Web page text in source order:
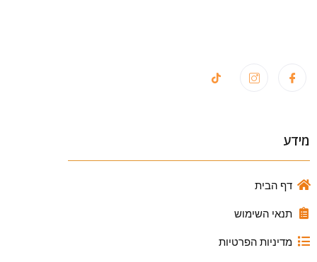
מידע
דף הבית
תנאי השימוש
מדיניות הפרטיות